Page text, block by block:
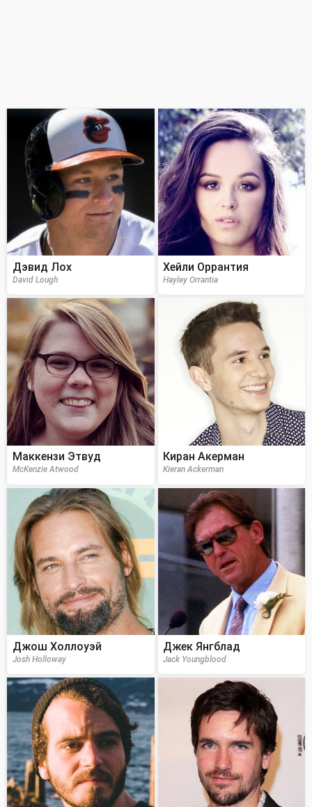
Дэвид Лох
David Lough
Хейли Оррантия
Hayley Orrantia
Маккензи Этвуд
McKenzie Atwood
Киран Акерман
Kieran Ackerman
Джош Холлоуэй
Josh Holloway
Джек Янгблад
Jack Youngblood